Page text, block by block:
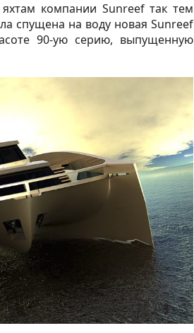
компании Sunreef так тем
спущена на воду новая Sunreef
90-ую серию, выпущенную